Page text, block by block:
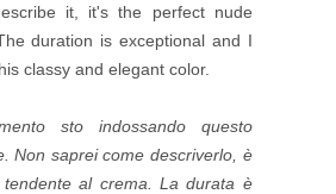
it, it's the perfect nude
duration is exceptional and I
classy and elegant color.
sto indossando questo
Non saprei come descriverlo, è
al crema. La durata è